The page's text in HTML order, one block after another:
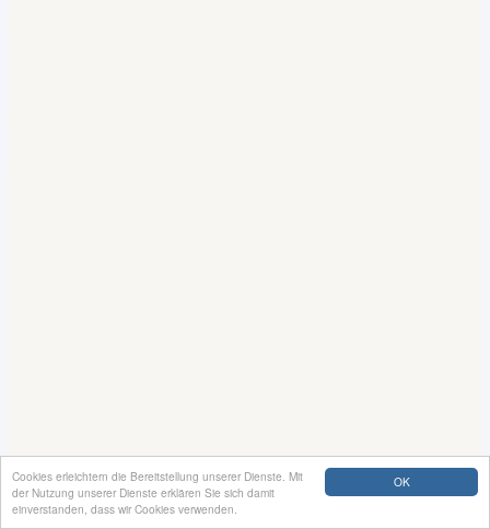
OK
Cookies erleichtern die Bereitstellung unserer Dienste. Mit
der Nutzung unserer Dienste erklären Sie sich damit
einverstanden, dass wir Cookies verwenden.